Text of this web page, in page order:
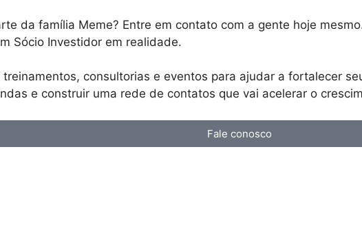
da família Meme? Entre em contato com a gente hoje
Sócio Investidor em realidade.
consultorias e eventos para ajudar a fortalecer
e construir uma rede de contatos que vai acelerar o
Fale conosco